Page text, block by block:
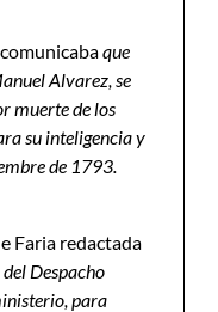
que
Alvarez, se
muerte de los
su inteligencia y
de 1793.
Faria redactada
Despacho
para